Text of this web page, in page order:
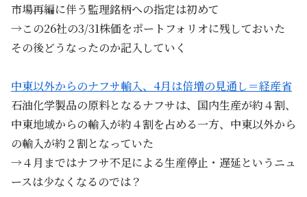
市場再編に伴う監理銘柄への指定は初めて
→この26社の3/31株価をポートフォリオに残しておいた
その後どうなったのか記入していく
中東以外からのナフサ輸入、4月は倍増の見通し＝経産省
石油化学製品の原料となるナフサは、国内生産が約４割、
中東地域からの輸入が約４割を占​める一方、​中東以⁠外から
の輸入が約２割となっていた
→４月まではナフサ不足による生産停止・遅延というニュ
ースは少なくなるのでは？